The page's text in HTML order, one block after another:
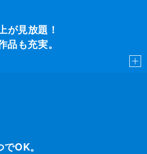
が見放題！
品も充実。
OK。